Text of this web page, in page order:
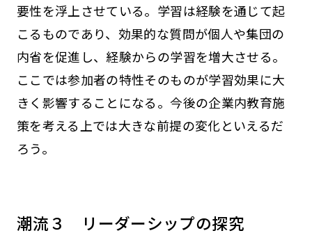
要性を浮上させている。学習は経験を通じて起
こるものであり、効果的な質問が個人や集団の
内省を促進し、経験からの学習を増大させる。
ここでは参加者の特性そのものが学習効果に大
きく影響することになる。今後の企業内教育施
策を考える上では大きな前提の変化といえるだ
ろう。
潮流３ リーダーシップの探究